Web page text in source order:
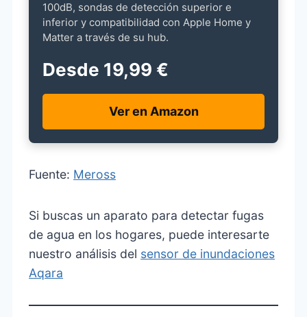
100dB, sondas de detección superior e
inferior y compatibilidad con Apple Home y
Matter a través de su hub.
Desde 19,99 €
Ver en Amazon
Fuente: Meross
Si buscas un aparato para detectar fugas
de agua en los hogares, puede interesarte
nuestro análisis del sensor de inundaciones
Aqara